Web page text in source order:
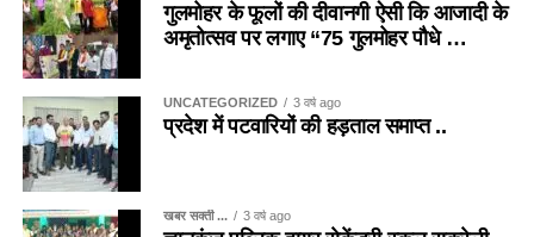
गुलमोहर के फूलों की दीवानगी ऐसी कि आजादी के
अमृतोत्सव पर लगाए “75 गुलमोहर पौधे …
UNCATEGORIZED 3 वर्ष ago
प्रदेश में पटवारियों की हड़ताल समाप्त ..
खबर सक्ती ... 3 वर्ष ago